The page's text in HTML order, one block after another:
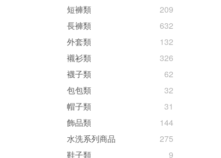
短褲類
209
長褲類
632
外套類
132
襯衫類
326
襪子類
62
包包類
32
帽子類
31
飾品類
144
水洗系列商品
275
鞋子類
9